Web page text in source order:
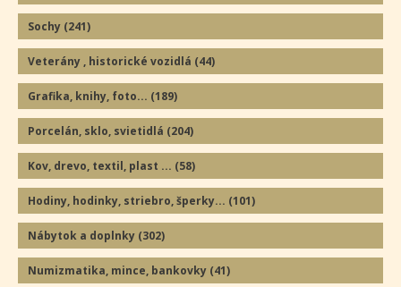
Sochy (241)
Veterány , historické vozidlá (44)
Grafika, knihy, foto... (189)
Porcelán, sklo, svietidlá (204)
Kov, drevo, textil, plast ... (58)
Hodiny, hodinky, striebro, šperky... (101)
Nábytok a doplnky (302)
Numizmatika, mince, bankovky (41)